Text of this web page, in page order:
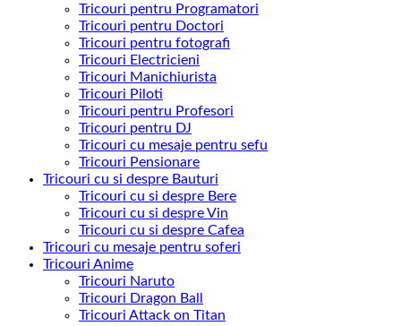
Tricouri pentru Programatori
Tricouri pentru Doctori
Tricouri pentru fotografi
Tricouri Electricieni
Tricouri Manichiurista
Tricouri Piloti
Tricouri pentru Profesori
Tricouri pentru DJ
Tricouri cu mesaje pentru sefu
Tricouri Pensionare
Tricouri cu si despre Bauturi
Tricouri cu si despre Bere
Tricouri cu si despre Vin
Tricouri cu si despre Cafea
Tricouri cu mesaje pentru soferi
Tricouri Anime
Tricouri Naruto
Tricouri Dragon Ball
Tricouri Attack on Titan